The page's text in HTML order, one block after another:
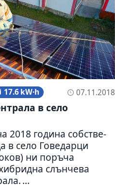
07.11.2018
17.6 kW·h
в село
2018 година соб­стве­
в село Говедарци
ни поръча
слън­чева
...